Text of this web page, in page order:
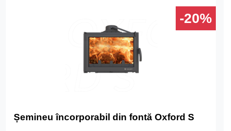
-20%
Șemineu încorporabil din fontă Oxford S